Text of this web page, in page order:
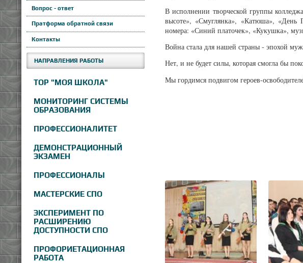
Вопрос - ответ
Пратформа обратной связи
Контакты
НАПРАВЛЕНИЯ РАБОТЫ
ТОР "МОЯ ШКОЛА"
МОНИТОРИНГ СИСТЕМЫ
ОБРАЗОВАНИЯ
ПРОФЕССИОНАЛИТЕТ
ДЕМОНСТРАЦИОННЫЙ
ЭКЗАМЕН
ПРОФЕССИОНАЛЫ
МАСТЕРСКИЕ СПО
ЭКСПЕРИМЕНТ ПО
РАСШИРЕНИЮ
ДОСТУПНОСТИ СПО
ПРОФОРИЕТАЦИОННАЯ
РАБОТА
В исполнении творческой группы
высоте», «Смуглянка», «Катюша»,
номера: «Синий платочек», «Кукушка»,
Война стала для нашей страны - эпохой
Нет, и не будет силы, которая смогла бы
Мы гордимся подвигом героев-